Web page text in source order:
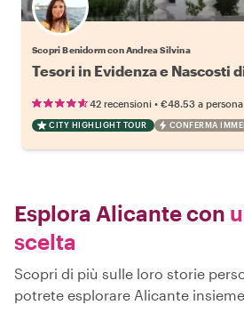
Scopri Benidorm con Andrea Silvina
Tesori in Evidenza e Nascosti
42 recensioni • €48.53 a persona
CITY HIGHLIGHT TOUR CONFERMA
Esplora Alicante con
scelta
Scopri di più sulle loro storie
potrete esplorare Alicante insieme